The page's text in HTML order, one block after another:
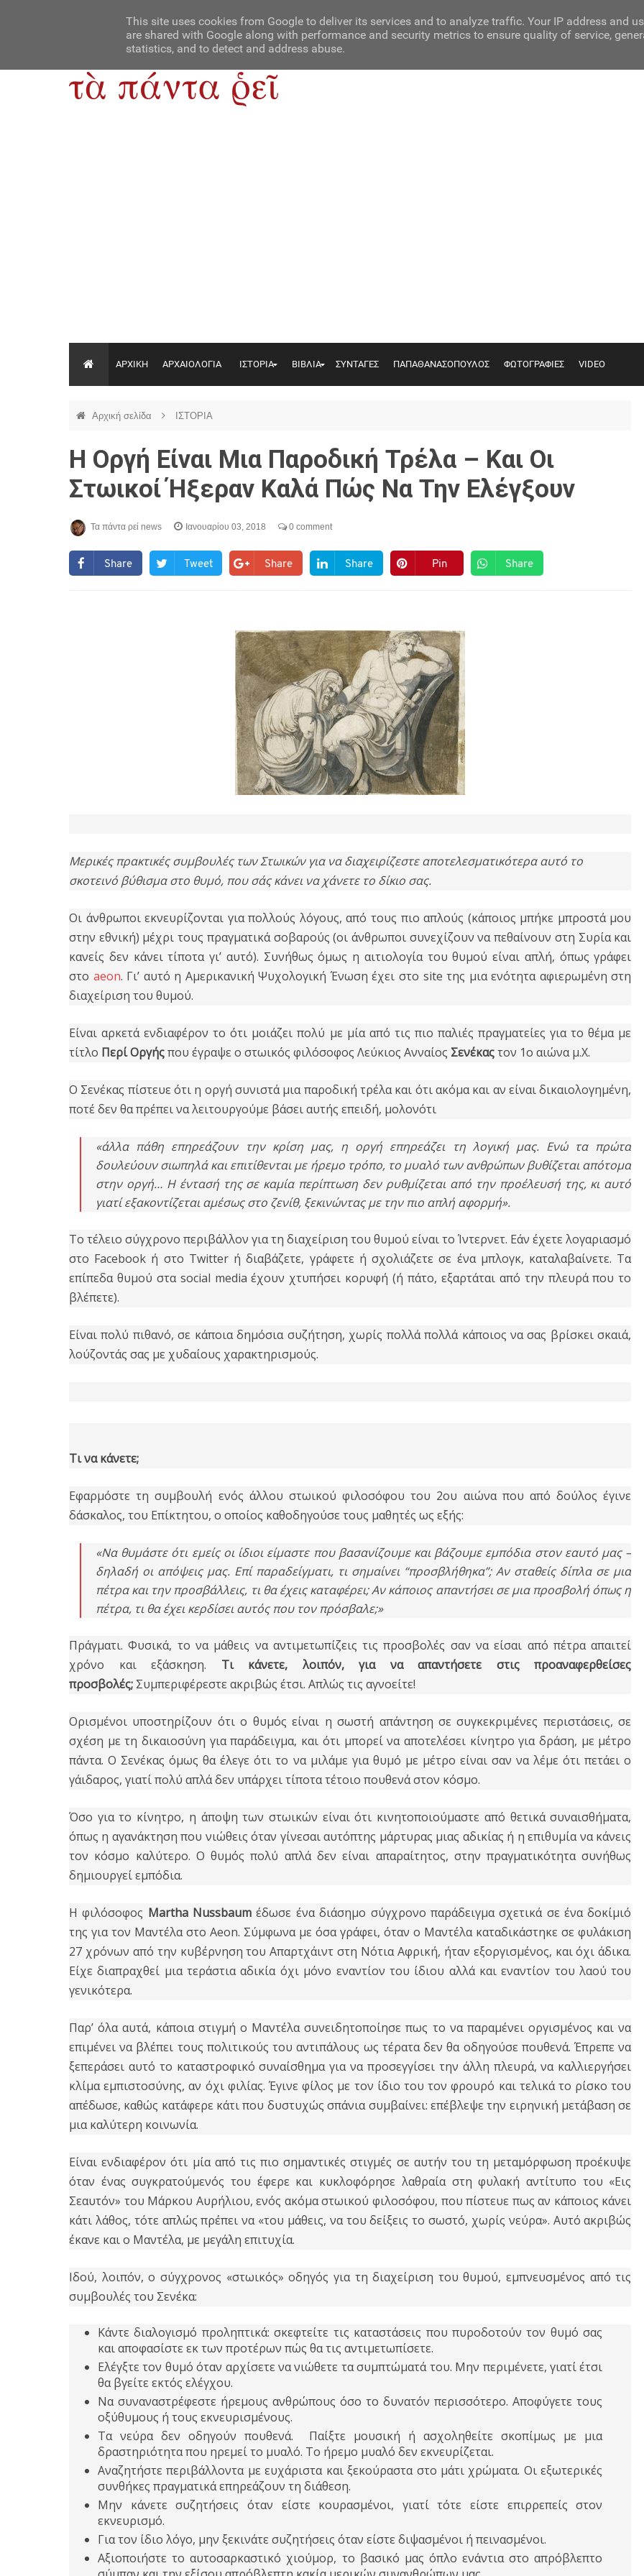
Contact Us About Us
ΑΡΧΙΚΗ ΑΡΧΑΙΟΛΟΓΙΑ ΙΣΤΟΡΙΑ ΒΙΒΛΙΑ ΣΥΝΤΑΓΕΣ ΠΑΠΑΘΑΝΑΣΟΠΟΥΛΟΣ ΦΩΤΟΓΡΑΦΙΕΣ VIDEO
Αρχική σελίδα ΙΣΤΟΡΙΑ
H Οργή Είναι Μια Παροδική Τρέλα – Και Οι
Στωικοί Ήξεραν Καλά Πώς Να Την Ελέγξουν
Τα πάντα ρεί news Ιανουαρίου 03, 2018 0 comment
Share Tweet Share Share Pin Share
Μερικές πρακτικές συμβουλές των Στωικών για να διαχειρίζεστε αποτελεσματικότερα αυτό το
σκοτεινό βύθισμα στο θυμό, που σάς κάνει να χάνετε το δίκιο σας.
Οι άνθρωποι εκνευρίζονται για πολλούς λόγους, από τους πιο απλούς (κάποιος μπήκε μπροστά μου
στην εθνική) μέχρι τους πραγματικά σοβαρούς (οι άνθρωποι συνεχίζουν να πεθαίνουν στη Συρία και
κανείς δεν κάνει τίποτα γι’ αυτό). Συνήθως όμως η αιτιολογία του θυμού είναι απλή, όπως γράφει
στο aeon. Γι’ αυτό η Αμερικανική Ψυχολογική Ένωση έχει στο site της μια ενότητα αφιερωμένη στη
διαχείριση του θυμού.
Είναι αρκετά ενδιαφέρον το ότι μοιάζει πολύ με μία από τις πιο παλιές πραγματείες για το θέμα με
τίτλο Περί Οργήςπου έγραψε ο στωικός φιλόσοφος Λεύκιος Ανναίος Σενέκαςτον 1ο αιώνα μ.Χ.
Ο Σενέκας πίστευε ότι η οργή συνιστά μια παροδική τρέλα και ότι ακόμα και αν είναι δικαιολογημένη,
ποτέ δεν θα πρέπει να λειτουργούμε βάσει αυτής επειδή, μολονότι
«άλλα πάθη επηρεάζουν την κρίση μας, η οργή επηρεάζει τη λογική μας. Ενώ τα πρώτα
δουλεύουν σιωπηλά και επιτίθενται με ήρεμο τρόπο, το μυαλό των ανθρώπων βυθίζεται απότομα
στην οργή… Η έντασή της σε καμία περίπτωση δεν ρυθμίζεται από την προέλευσή της, κι αυτό
γιατί εξακοντίζεται αμέσως στο ζενίθ, ξεκινώντας με την πιο απλή αφορμή».
Το τέλειο σύγχρονο περιβάλλον για τη διαχείριση του θυμού είναι το Ίντερνετ. Εάν έχετε λογαριασμό
στο Facebook ή στο Twitter ή διαβάζετε, γράφετε ή σχολιάζετε σε ένα μπλογκ, καταλαβαίνετε. Τα
επίπεδα θυμού στα social media έχουν χτυπήσει κορυφή (ή πάτο, εξαρτάται από την πλευρά που το
βλέπετε).
Είναι πολύ πιθανό, σε κάποια δημόσια συζήτηση, χωρίς πολλά πολλά κάποιος να σας βρίσκει σκαιά,
λούζοντάς σας με χυδαίους χαρακτηρισμούς.
Τι να κάνετε;
Εφαρμόστε τη συμβουλή ενός άλλου στωικού φιλοσόφου του 2ου αιώνα που από δούλος έγινε
δάσκαλος, του Επίκτητου, ο οποίος καθοδηγούσε τους μαθητές ως εξής:
«Να θυμάστε ότι εμείς οι ίδιοι είμαστε που βασανίζουμε και βάζουμε εμπόδια στον εαυτό μας –
δηλαδή οι απόψεις μας. Επί παραδείγματι, τι σημαίνει “προσβλήθηκα”; Αν σταθείς δίπλα σε μια
πέτρα και την προσβάλλεις, τι θα έχεις καταφέρει; Αν κάποιος απαντήσει σε μια προσβολή όπως η
πέτρα, τι θα έχει κερδίσει αυτός που τον πρόσβαλε;»
Πράγματι. Φυσικά, το να μάθεις να αντιμετωπίζεις τις προσβολές σαν να είσαι από πέτρα απαιτεί
χρόνο και εξάσκηση. Τι κάνετε, λοιπόν, για να απαντήσετε στις προαναφερθείσες
προσβολές; Συμπεριφέρεστε ακριβώς έτσι. Απλώς τις αγνοείτε!
Ορισμένοι υποστηρίζουν ότι ο θυμός είναι η σωστή απάντηση σε συγκεκριμένες περιστάσεις, σε
σχέση με τη δικαιοσύνη για παράδειγμα, και ότι μπορεί να αποτελέσει κίνητρο για δράση, με μέτρο
πάντα. Ο Σενέκας όμως θα έλεγε ότι το να μιλάμε για θυμό με μέτρο είναι σαν να λέμε ότι πετάει ο
γάιδαρος, γιατί πολύ απλά δεν υπάρχει τίποτα τέτοιο πουθενά στον κόσμο.
Όσο για το κίνητρο, η άποψη των στωικών είναι ότι κινητοποιούμαστε από θετικά συναισθήματα,
όπως η αγανάκτηση που νιώθεις όταν γίνεσαι αυτόπτης μάρτυρας μιας αδικίας ή η επιθυμία να κάνεις
τον κόσμο καλύτερο. Ο θυμός πολύ απλά δεν είναι απαραίτητος, στην πραγματικότητα συνήθως
δημιουργεί εμπόδια.
Η φιλόσοφος Martha Nussbaum έδωσε ένα διάσημο σύγχρονο παράδειγμα σχετικά σε ένα δοκίμιό
της για τον Μαντέλα στο Aeon. Σύμφωνα με όσα γράφει, όταν ο Μαντέλα καταδικάστηκε σε φυλάκιση
27 χρόνων από την κυβέρνηση του Απαρτχάιντ στη Νότια Αφρική, ήταν εξοργισμένος, και όχι άδικα.
Είχε διαπραχθεί μια τεράστια αδικία όχι μόνο εναντίον του ίδιου αλλά και εναντίον του λαού του
γενικότερα.
Παρ’ όλα αυτά, κάποια στιγμή ο Μαντέλα συνειδητοποίησε πως το να παραμένει οργισμένος και να
επιμένει να βλέπει τους πολιτικούς του αντιπάλους ως τέρατα δεν θα οδηγούσε πουθενά. Έπρεπε να
ξεπεράσει αυτό το καταστροφικό συναίσθημα για να προσεγγίσει την άλλη πλευρά, να καλλιεργήσει
κλίμα εμπιστοσύνης, αν όχι φιλίας. Έγινε φίλος με τον ίδιο του τον φρουρό και τελικά το ρίσκο του
απέδωσε, καθώς κατάφερε κάτι που δυστυχώς σπάνια συμβαίνει: επέβλεψε την ειρηνική μετάβαση σε
μια καλύτερη κοινωνία.
Είναι ενδιαφέρον ότι μία από τις πιο σημαντικές στιγμές σε αυτήν του τη μεταμόρφωση προέκυψε
όταν ένας συγκρατούμενός του έφερε και κυκλοφόρησε λαθραία στη φυλακή αντίτυπο του «Εις
Σεαυτόν» του Μάρκου Αυρήλιου, ενός ακόμα στωικού φιλοσόφου, που πίστευε πως αν κάποιος κάνει
κάτι λάθος, τότε απλώς πρέπει να «του μάθεις, να του δείξεις το σωστό, χωρίς νεύρα». Αυτό ακριβώς
έκανε και ο Μαντέλα, με μεγάλη επιτυχία.
Ιδού, λοιπόν, ο σύγχρονος «στωικός» οδηγός για τη διαχείριση του θυμού, εμπνευσμένος από τις
συμβουλές του Σενέκα:
Κάντε διαλογισμό προληπτικά: σκεφτείτε τις καταστάσεις που πυροδοτούν τον θυμό σας
και αποφασίστε εκ των προτέρων πώς θα τις αντιμετωπίσετε.
Ελέγξτε τον θυμό όταν αρχίσετε να νιώθετε τα συμπτώματά του. Μην περιμένετε, γιατί έτσι
θα βγείτε εκτός ελέγχου.
Να συναναστρέφεστε ήρεμους ανθρώπους όσο το δυνατόν περισσότερο. Αποφύγετε τους
οξύθυμους ή τους εκνευρισμένους.
Τα νεύρα δεν οδηγούν πουθενά. Παίξτε μουσική ή ασχοληθείτε σκοπίμως με μια
δραστηριότητα που ηρεμεί το μυαλό. Το ήρεμο μυαλό δεν εκνευρίζεται.
Αναζητήστε περιβάλλοντα με ευχάριστα και ξεκούραστα στο μάτι χρώματα. Οι εξωτερικές
συνθήκες πραγματικά επηρεάζουν τη διάθεση.
Μην κάνετε συζητήσεις όταν είστε κουρασμένοι, γιατί τότε είστε επιρρεπείς στον
εκνευρισμό.
Για τον ίδιο λόγο, μην ξεκινάτε συζητήσεις όταν είστε διψασμένοι ή πεινασμένοι.
Αξιοποιήστε το αυτοσαρκαστικό χιούμορ, το βασικό μας όπλο ενάντια στο απρόβλεπτο
This site uses cookies from Google to deliver its services and to analyze traffic. Your IP address and
are shared with Google along with performance and security metrics to ensure quality of service,
statistics, and to detect and address abuse.